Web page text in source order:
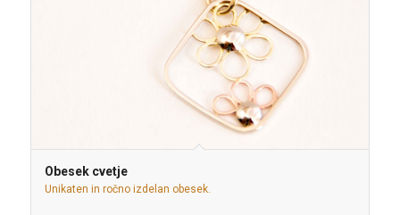
Obesek cvetje
Unikaten in ročno izdelan obesek.